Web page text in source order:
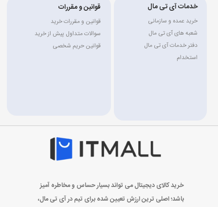
خدمات آی تی مال
خرید عمده و سازمانی
شعبه های آی تی مال
دفتر خدمات آی تی مال
استخدام
قوانین و مقررات
قوانین و مقررات خرید
سوالات متداول پیش از خرید
قوانین حریم شخصی
خرید کالای دیجیتال می تواند بسیار حساس و مخاطره آمیز
باشد؛ اصلی ترین ارزش تعیین شده برای تیم در آی تی مال،